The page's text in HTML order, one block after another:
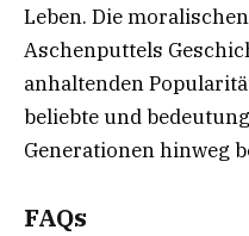
Leben. Die
Aschenputtels
anhaltenden
beliebte und
Generationen hinweg
FAQs